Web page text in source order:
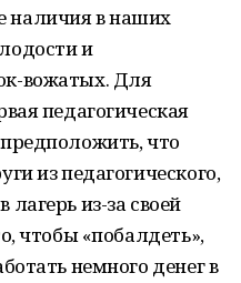
наличия в наших
и
вожатых. Для
педагогическая
что
из педагогического,
из-за своей
чтобы «побалдеть»,
немного денег в